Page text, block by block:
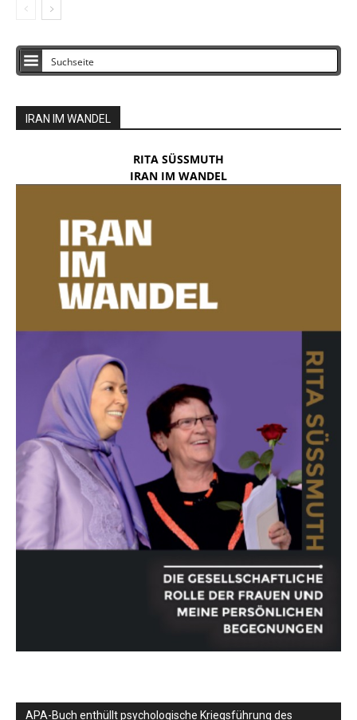
IRAN IM WANDEL
RITA SÜSSMUTH
IRAN IM WANDEL
APA-Buch enthüllt psychologische Kriegsführung des